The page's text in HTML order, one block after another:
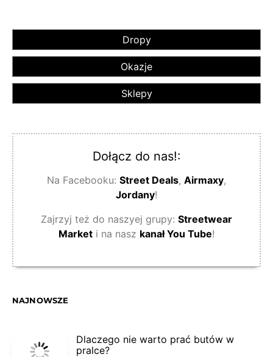
Dropy
Okazje
Sklepy
Dołącz do nas!:
Na Facebooku: Street Deals, Airmaxy,
Jordany!
Zajrzyj też do naszyej grupy: Streetwear
Market i na nasz kanał You Tube!
NAJNOWSZE
Dlaczego nie warto prać butów w
pralce?